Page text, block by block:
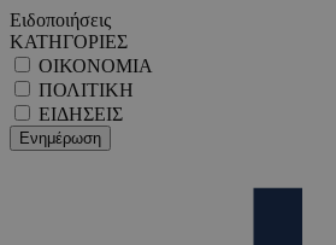
Ειδοποιήσεις
ΚΑΤΗΓΟΡΙΕΣ
ΟΙΚΟΝΟΜΙΑ
ΠΟΛΙΤΙΚΗ
ΕΙΔΗΣΕΙΣ